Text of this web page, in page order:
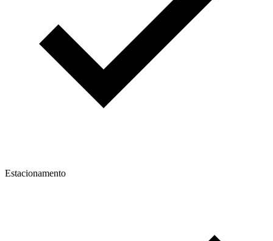
Estacionamento